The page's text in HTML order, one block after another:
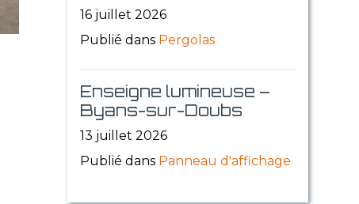
16 juillet 2026
Publié dans Pergolas
Enseigne lumineuse –
Byans-sur-Doubs
13 juillet 2026
Publié dans Panneau d'affichage